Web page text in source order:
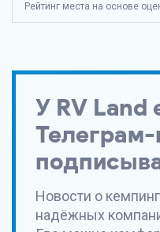
Рейтинг места на основе
У RV Land
Новости о
надёжных